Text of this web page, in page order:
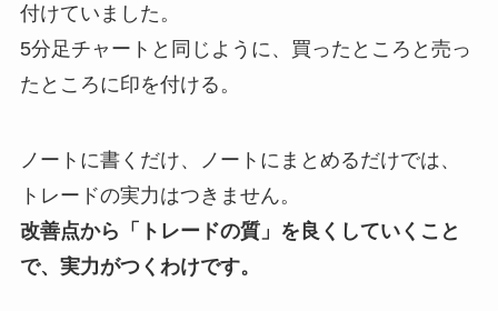
付けていました。
5分足チャートと同じように、買ったところと売っ
たところに印を付ける。
ノートに書くだけ、ノートにまとめるだけでは、
トレードの実力はつきません。
改善点から「トレードの質」を良くしていくこと
で、実力がつくわけです。